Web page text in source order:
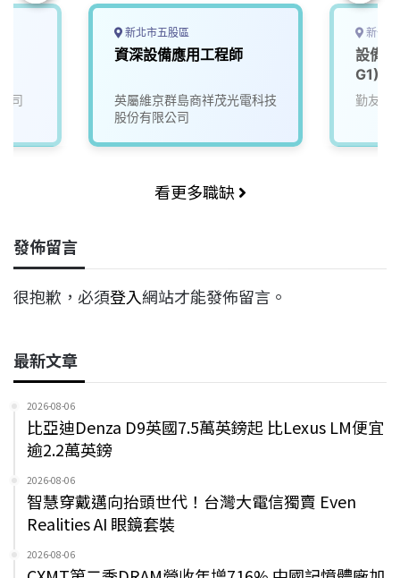
司
新北市五股區
資深設備應用工程師
英屬維京群島商祥茂光電科技
股份有限公司
新竹
設備
G1)
勤友企
看更多職缺
發佈留言
很抱歉，必須登入網站才能發佈留言。
最新文章
2026-08-06
比亞迪Denza D9英國7.5萬英鎊起 比Lexus LM便宜
逾2.2萬英鎊
2026-08-06
智慧穿戴邁向抬頭世代！台灣大電信獨賣 Even
Realities AI 眼鏡套裝
2026-08-06